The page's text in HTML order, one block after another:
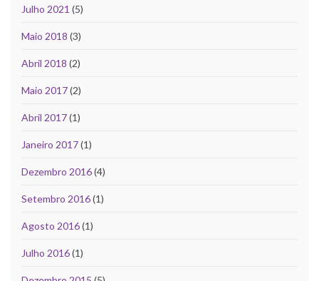
Julho 2021 (5)
Maio 2018 (3)
Abril 2018 (2)
Maio 2017(2)
Abril 2017(1)
Janeiro 2017(1)
Dezembro 2016(4)
Setembro 2016(1)
Agosto 2016(1)
Julho 2016(1)